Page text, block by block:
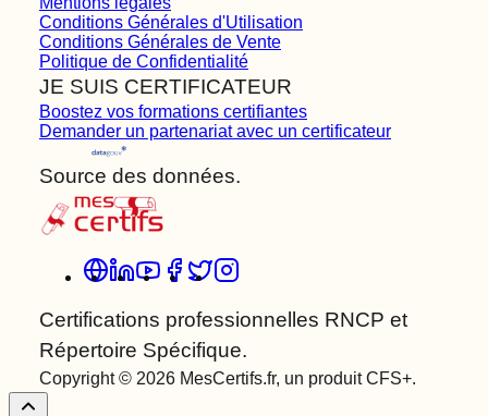
Conditions Générales d'Utilisation
Conditions Générales de Vente
Politique de Confidentialité
JE SUIS CERTIFICATEUR
Boostez vos formations certifiantes
Demander un partenariat avec un certificateur
Source des données.
Certifications professionnelles RNCP et
Répertoire Spécifique.
Copyright © 2026 MesCertifs.fr, un produit CFS+.